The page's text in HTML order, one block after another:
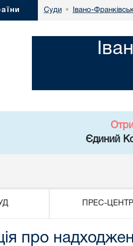
Суди • Івано-
Єдиний
ПРЕС-ЦЕНТР
про